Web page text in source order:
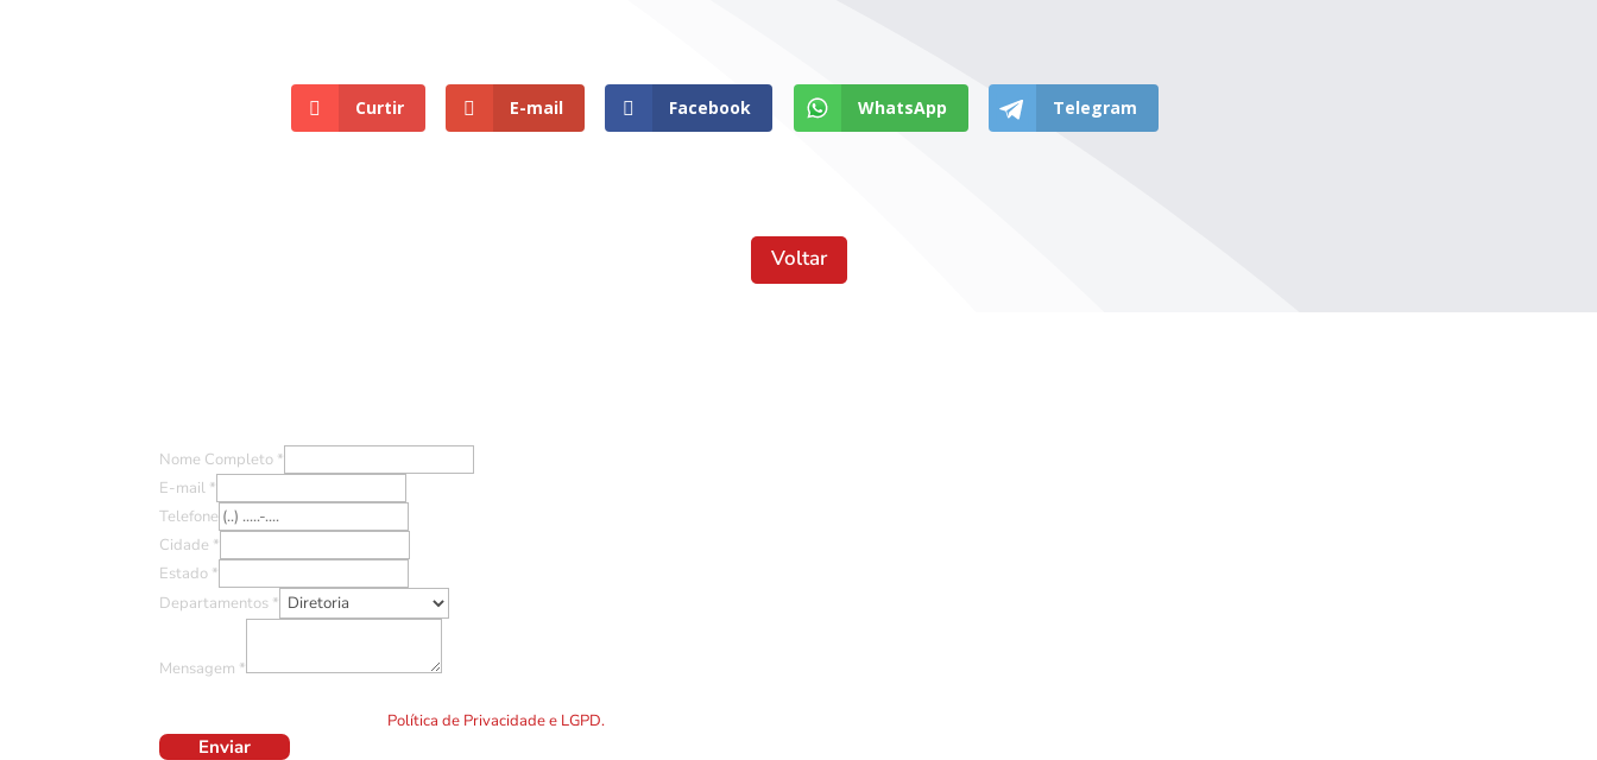
Curtir E-mail Facebook WhatsApp Telegram
Voltar
Nome Completo *
E-mail *
Telefone
Cidade *
Estado *
Departamentos *
Mensagem *
Política de Privacidade e LGPD.
Enviar